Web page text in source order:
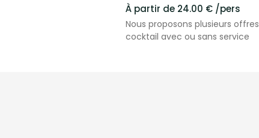
À partir de 24.00 € /pers
Nous proposons plusieurs offres
cocktail avec ou sans service